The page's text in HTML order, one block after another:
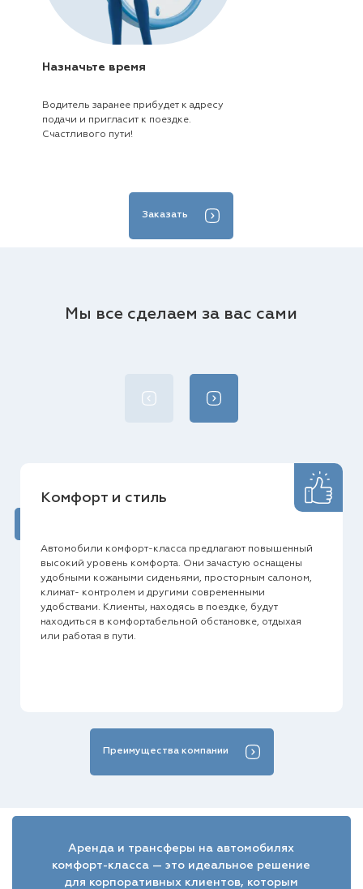
Назначьте время
Водитель заранее прибудет к адресу
подачи и пригласит к поездке.
Счастливого пути!
Заказать
Мы все сделаем за вас сами
Комфорт и стиль
Автомобили комфорт-класса предлагают повышенный
высокий уровень комфорта. Они зачастую оснащены
удобными кожаными сиденьями, просторным салоном,
климат- контролем и другими современными
удобствами. Клиенты, находясь в поездке, будут
находиться в комфортабельной обстановке, отдыхая
или работая в пути.
Преимущества компании
Аренда и трансферы на автомобилях
комфорт-класса — это идеальное решение
для корпоративных клиентов, которым